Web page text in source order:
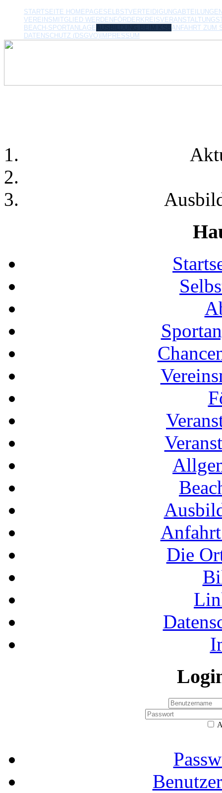
STARTSEITE HOMEPAGESELBSTVERTEIDIGUNG
VEREINSMITGLIED WERDEN FÖRDERKREIS
BEACH-SPORTANLAGE
ANFAHRT ZUM
DATENSCHUTZ (DSGVO) IMPRESSUM
Die